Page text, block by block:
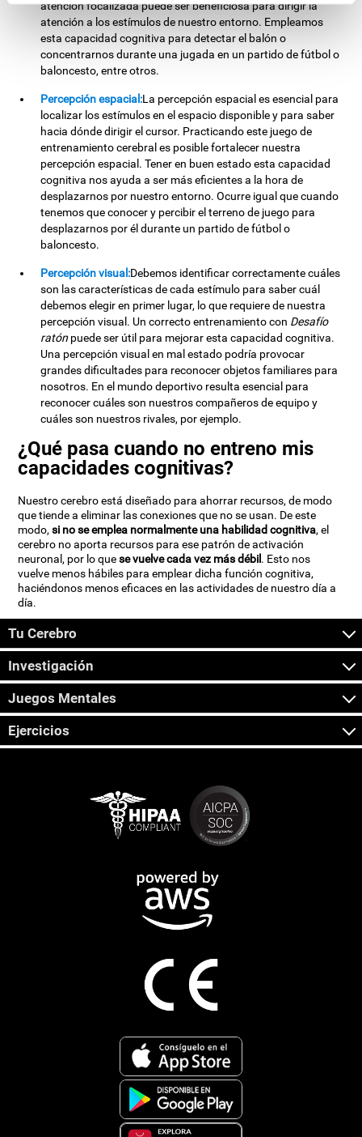
atención focalizada puede ser beneficiosa para dirigir la
atención a los estímulos de nuestro entorno. Empleamos
esta capacidad cognitiva para detectar el balón o
concentrarnos durante una jugada en un partido de fútbol o
baloncesto, entre otros.
Percepción espacial:La percepción espacial es esencial para
localizar los estímulos en el espacio disponible y para saber
hacia dónde dirigir el cursor. Practicando este juego de
entrenamiento cerebral es posible fortalecer nuestra
percepción espacial. Tener en buen estado esta capacidad
cognitiva nos ayuda a ser más eficientes a la hora de
desplazarnos por nuestro entorno. Ocurre igual que cuando
tenemos que conocer y percibir el terreno de juego para
desplazarnos por él durante un partido de fútbol o
baloncesto.
Percepción visual:Debemos identificar correctamente cuáles
son las características de cada estímulo para saber cuál
debemos elegir en primer lugar, lo que requiere de nuestra
percepción visual. Un correcto entrenamiento con Desafío
ratón puede ser útil para mejorar esta capacidad cognitiva.
Una percepción visual en mal estado podría provocar
grandes dificultades para reconocer objetos familiares para
nosotros. En el mundo deportivo resulta esencial para
reconocer cuáles son nuestros compañeros de equipo y
cuáles son nuestros rivales, por ejemplo.
¿Qué pasa cuando no entreno mis
capacidades cognitivas?
Nuestro cerebro está diseñado para ahorrar recursos, de modo
que tiende a eliminar las conexiones que no se usan. De este
modo,si no se emplea normalmente una habilidad cognitiva, el
cerebro no aporta recursos para ese patrón de activación
neuronal, por lo quese vuelve cada vez más débil . Esto nos
vuelve menos hábiles para emplear dicha función cognitiva,
haciéndonos menos eficaces en las actividades de nuestro día a
día.
Tu Cerebro
Investigación
Juegos Mentales
Ejercicios